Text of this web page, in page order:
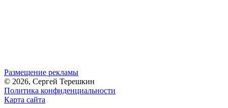
Размещение рекламы
© 2026, Сергей Терешкин
Политика конфиденциальности
Карта сайта